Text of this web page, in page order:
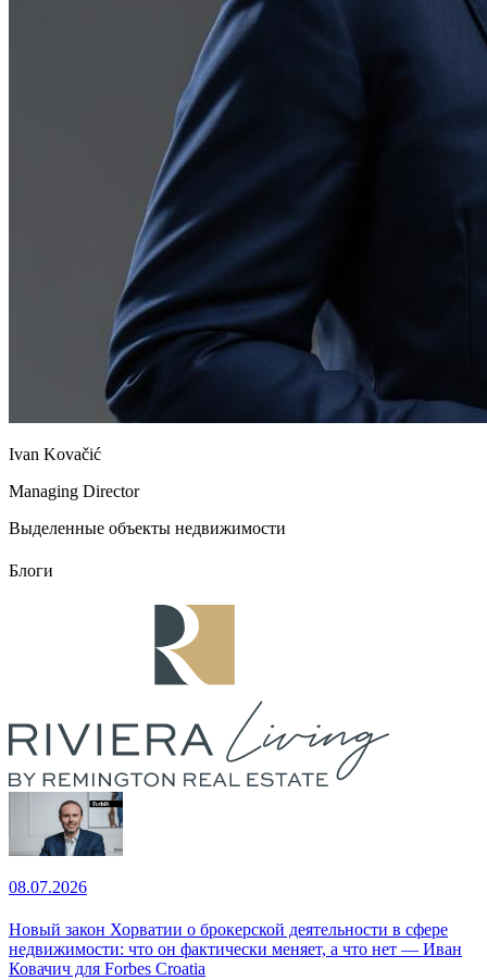
Ivan Kovačić
Managing Director
Выделенные объекты недвижимости
Блоги
08.07.2026
Новый закон Хорватии о брокерской деятельности в сфере
недвижимости: что он фактически меняет, а что нет — Иван
Ковачич для Forbes Croatia